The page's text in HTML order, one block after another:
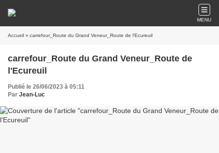
MENU
Accueil » carrefour_Route du Grand Veneur_Route de l'Ecureuil
carrefour_Route du Grand Veneur_Route de
l'Ecureuil
Publié le 26/06/2023 à 05:11
Par Jean-Luc